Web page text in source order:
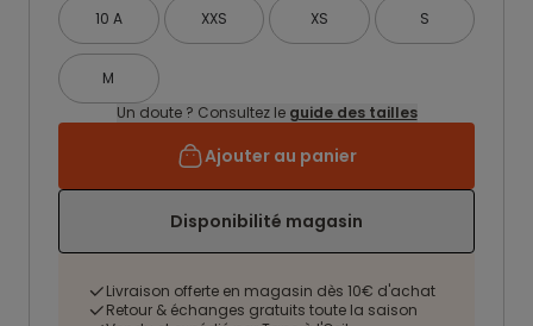
10 A XXS XS S
M
Un doute ? Consultez le guide des tailles
Ajouter au panier
Disponibilité magasin
Livraison offerte en magasin dès 10€ d'achat
Retour & échanges gratuits toute la saison